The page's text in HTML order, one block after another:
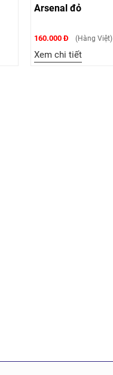
Arsenal đỏ
160.000 Đ (Hàng Việt)
Xem chi tiết